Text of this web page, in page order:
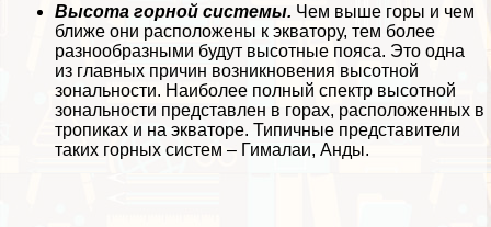
Высота горной системы. Чем выше горы и чем
ближе они расположены к экватору, тем более
разнообразными будут высотные пояса. Это одна
из главных причин возникновения высотной
зональности. Наиболее полный спектр высотной
зональности представлен в горах, расположенных в
тропиках и на экваторе. Типичные представители
таких горных систем – Гималаи, Анды.